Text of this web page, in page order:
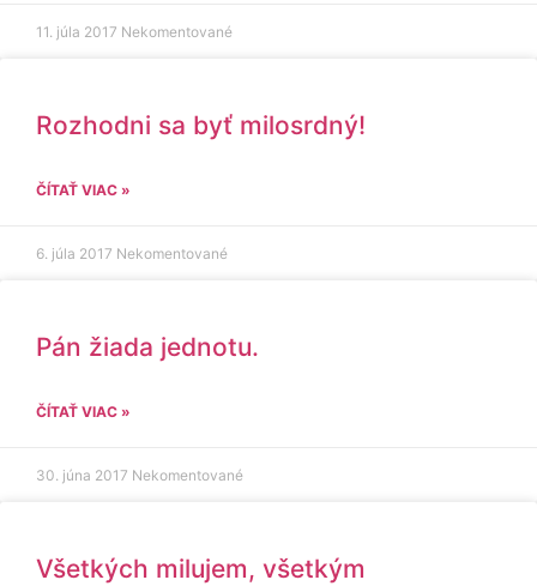
11. júla 2017 Nekomentované
Rozhodni sa byť milosrdný!
ČÍTAŤ VIAC »
6. júla 2017 Nekomentované
Pán žiada jednotu.
ČÍTAŤ VIAC »
30. júna 2017 Nekomentované
Všetkých milujem, všetkým